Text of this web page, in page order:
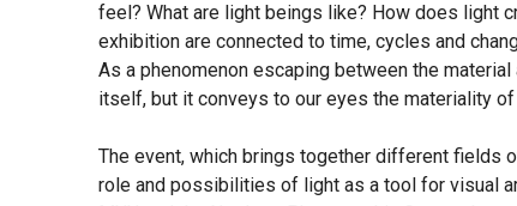
feel? What are light beings like? How does light
exhibition are connected to time, cycles and
As a phenomenon escaping between the
itself, but it conveys to our eyes the materiality of
The event, which brings together different fields
role and possibilities of light as a tool for visual